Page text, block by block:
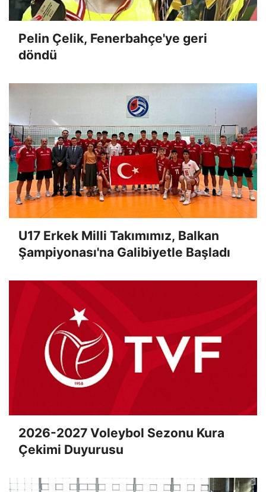
Pelin Çelik, Fenerbahçe'ye geri
döndü
U17 Erkek Milli Takımımız, Balkan
Şampiyonası'na Galibiyetle Başladı
2026-2027 Voleybol Sezonu Kura
Çekimi Duyurusu